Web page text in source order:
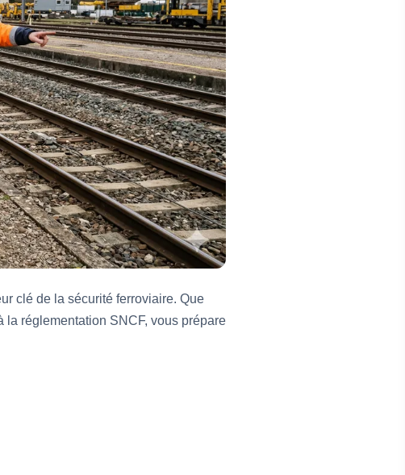
clé de la sécurité ferroviaire. Que
la réglementation SNCF, vous prépare